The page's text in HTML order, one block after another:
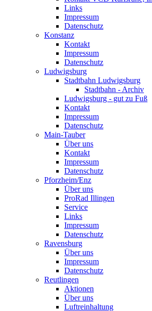
Links
Impressum
Datenschutz
Konstanz
Kontakt
Impressum
Datenschutz
Ludwigsburg
Stadtbahn Ludwigsburg
Stadtbahn - Archiv
Ludwigsburg - gut zu Fuß
Kontakt
Impressum
Datenschutz
Main-Tauber
Über uns
Kontakt
Impressum
Datenschutz
Pforzheim/Enz
Über uns
ProRad Illingen
Service
Links
Impressum
Datenschutz
Ravensburg
Über uns
Impressum
Datenschutz
Reutlingen
Aktionen
Über uns
Luftreinhaltung